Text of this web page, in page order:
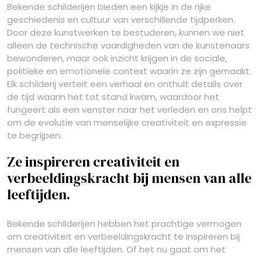
Bekende schilderijen bieden een kijkje in de rijke
geschiedenis en cultuur van verschillende tijdperken.
Door deze kunstwerken te bestuderen, kunnen we niet
alleen de technische vaardigheden van de kunstenaars
bewonderen, maar ook inzicht krijgen in de sociale,
politieke en emotionele context waarin ze zijn gemaakt.
Elk schilderij vertelt een verhaal en onthult details over
de tijd waarin het tot stand kwam, waardoor het
fungeert als een venster naar het verleden en ons helpt
om de evolutie van menselijke creativiteit en expressie
te begrijpen.
Ze inspireren creativiteit en
verbeeldingskracht bij mensen van alle
leeftijden.
Bekende schilderijen hebben het prachtige vermogen
om creativiteit en verbeeldingskracht te inspireren bij
mensen van alle leeftijden. Of het nu gaat om het